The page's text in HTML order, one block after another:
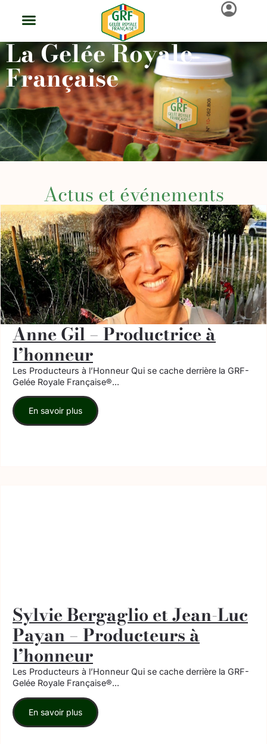
La Gelée Royale
Française
Actus et événements
Anne Gil – Productrice à
l’honneur
Les Producteurs à l’Honneur Qui se cache derrière la GRF-
Gelée Royale Française®...
En savoir plus
Sylvie Bergaglio et Jean-Luc
Payan – Producteurs à
l’honneur
Les Producteurs à l’Honneur Qui se cache derrière la GRF-
Gelée Royale Française®...
En savoir plus